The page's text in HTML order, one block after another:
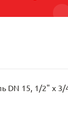
DN 15, 1/2" х 3/